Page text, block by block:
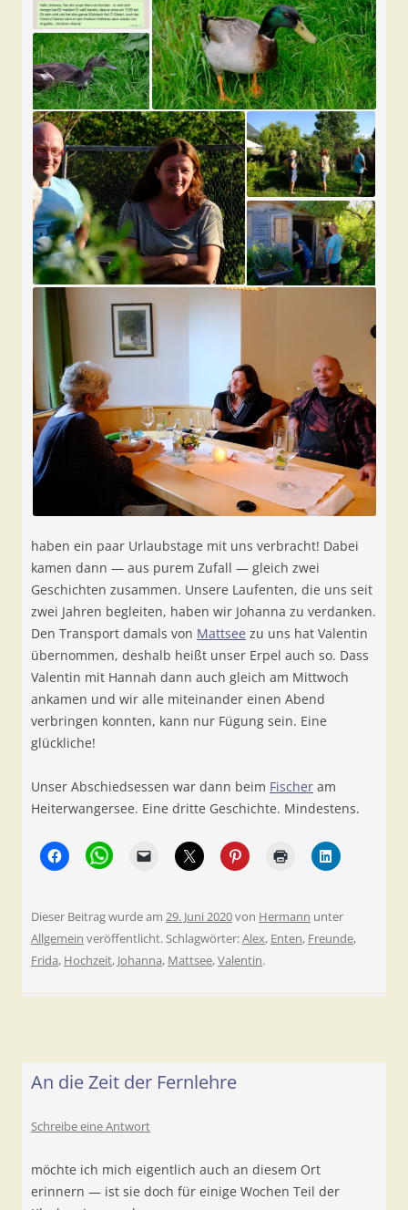
haben ein paar Urlaubstage mit uns verbracht! Dabei
kamen dann — aus purem Zufall — gleich zwei
Geschichten zusammen. Unsere Laufenten, die uns seit
zwei Jahren begleiten, haben wir Johanna zu verdanken.
Den Transport damals von Mattsee zu uns hat Valentin
übernommen, deshalb heißt unser Erpel auch so. Dass
Valentin mit Hannah dann auch gleich am Mittwoch
ankamen und wir alle miteinander einen Abend
verbringen konnten, kann nur Fügung sein. Eine
glückliche!
Unser Abschiedsessen war dann beim Fischer am
Heiterwangersee. Eine dritte Geschichte. Mindestens.
Dieser Beitrag wurde am 29. Juni 2020von Hermann unter
Allgemein veröffentlicht. Schlagwörter:Alex, Enten, Freunde,
Frida, Hochzeit, Johanna, Mattsee,Valentin.
An die Zeit der Fernlehre
Schreibe eine Antwort
möchte ich mich eigentlich auch an diesem Ort
erinnern — ist sie doch für einige Wochen Teil der